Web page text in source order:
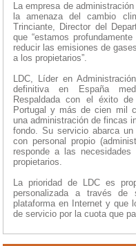
La empresa de
la amenaza del cambio
Trinciante, Director del
que “estamos
reducir las emisiones de
a los propietarios”.
LDC, Líder en
definitiva en España
Respaldada con el éxito
Portugal y más de cien mil
una administración de fincas
fondo. Su servicio abarca un
con personal propio
responde a las
propietarios.
La prioridad de LDC es
personalizada a través
plataforma en Internet y que
de servicio por la cuota que